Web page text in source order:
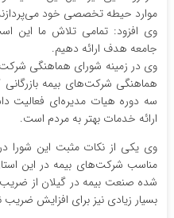
موارد حیطه تخصصی خود
وی افزود: تمامی تلاش ما این
جامعه هدف ارائه دهیم.
وی در زمینه شورای هماهنگی
سه دوره هیات مدیره‌ای فعالیت
ارائه خدمات بهتر به مردم است.
وی یکی از نکات مثبت این شورا
مناسب شرکت‌های بیمه در این
شده صنعت بیمه در گیلان از ضریب
بسیار زیادی نیز برای افزایش ضریب